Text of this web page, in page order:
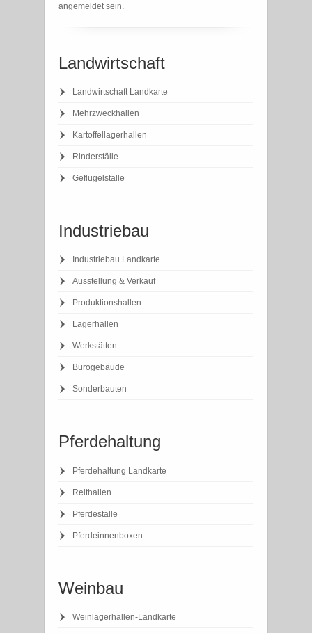
angemeldet sein
Landwirtschaft
Landwirtschaft Landkarte
Mehrzweckhallen
Kartoffellagerhallen
Rinderställe
Geflügelställe
Industriebau
Industriebau Landkarte
Ausstellung & Verkauf
Produktionshallen
Lagerhallen
Werkstätten
Bürogebäude
Sonderbauten
Pferdehaltung
Pferdehaltung Landkarte
Reithallen
Pferdeställe
Pferdeinnenboxen
Weinbau
Weinlagerhallen-Landkarte